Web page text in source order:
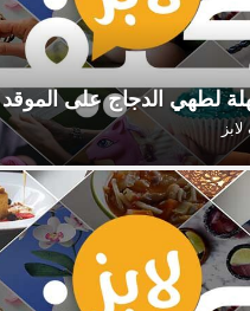
لطهي الدجاج على الموقد